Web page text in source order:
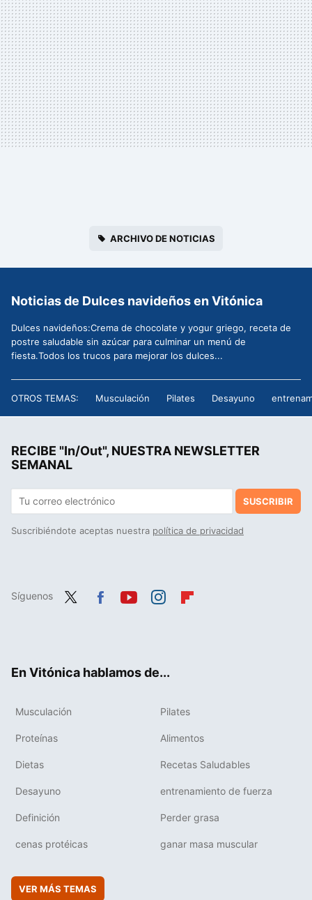
ARCHIVO DE NOTICIAS
Noticias de Dulces navideños en Vitónica
Dulces navideños:Crema de chocolate y yogur griego, receta de
postre saludable sin azúcar para culminar un menú de
fiesta.Todos los trucos para mejorar los dulces...
OTROS TEMAS: Musculación Pilates Desayuno
RECIBE "In/Out", NUESTRA NEWSLETTER
SEMANAL
SUSCRIBIR
Suscribiéndote aceptas nuestra política de privacidad
Síguenos
En Vitónica hablamos de...
Musculación Pilates
Proteínas Alimentos
Dietas Recetas Saludables
Desayuno entrenamiento de fuerza
Definición Perder grasa
cenas protéicas ganar masa muscular
VER MÁS TEMAS